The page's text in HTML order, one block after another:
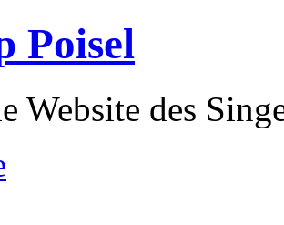
Poisel
Website des